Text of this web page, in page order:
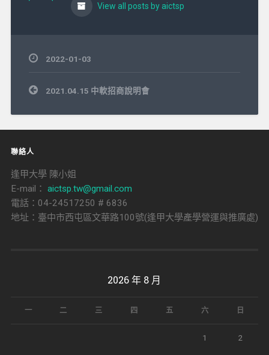
View all posts by aictsp
2022-01-03
文
章
覽
2021.04.15 中軟招商說明會
聯絡人
逢甲大學 陳小姐
E-mail： aictsp.tw@gmail.com
電話：04-24517250 # 6836
地址：臺中市西屯區文華路100號(逢甲大學產學營運與推廣處)
2026 年 8 月
一 二 三 四 五 六 日
1 2